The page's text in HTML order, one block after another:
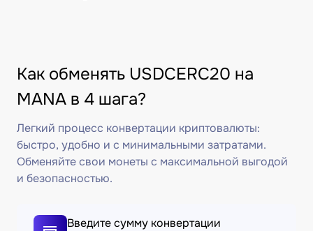
Как обменять USDCERC20 на
MANA в 4 шага?
Легкий процесс конвертации криптовалюты:
быстро, удобно и с минимальными затратами.
Обменяйте свои монеты с максимальной выгодой
и безопасностью.
Введите сумму конвертации